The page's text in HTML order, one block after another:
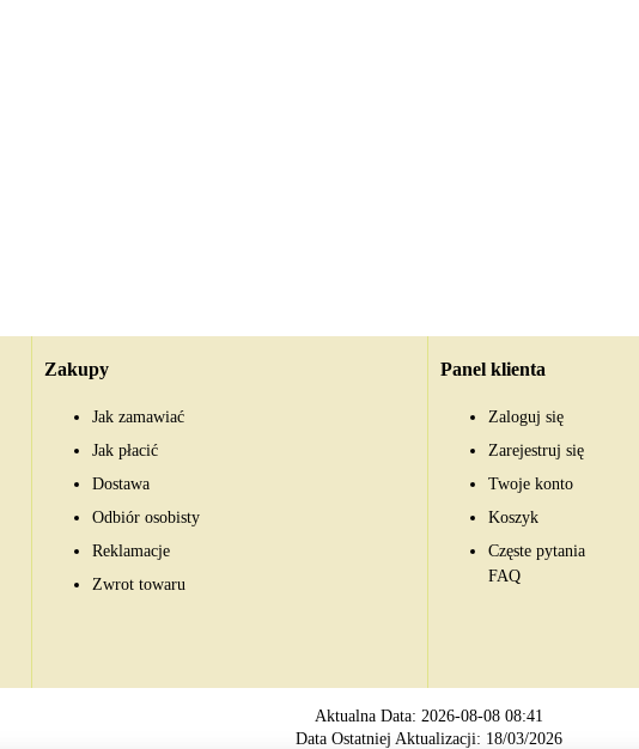
Zakupy
Jak zamawiać
Jak płacić
Dostawa
Odbiór osobisty
Reklamacje
Zwrot towaru
Panel klienta
Zaloguj się
Zarejestruj się
Twoje konto
Koszyk
Częste pytania
FAQ
Aktualna Data: 2026-08-08 08:41
Data Ostatniej Aktualizacji: 18/03/2026